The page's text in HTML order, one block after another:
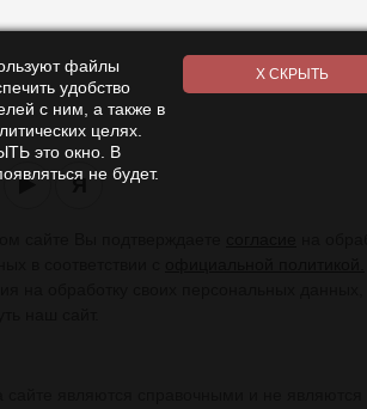
Я
файлы
удобство
с ним, а также в
целях.
это окно. В
не будет.